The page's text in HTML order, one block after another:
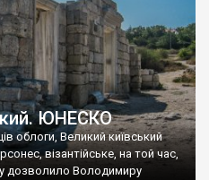
ЮНЕСКО
облоги, Великий київський
візантійське, на той час,
дозволило Володимиру